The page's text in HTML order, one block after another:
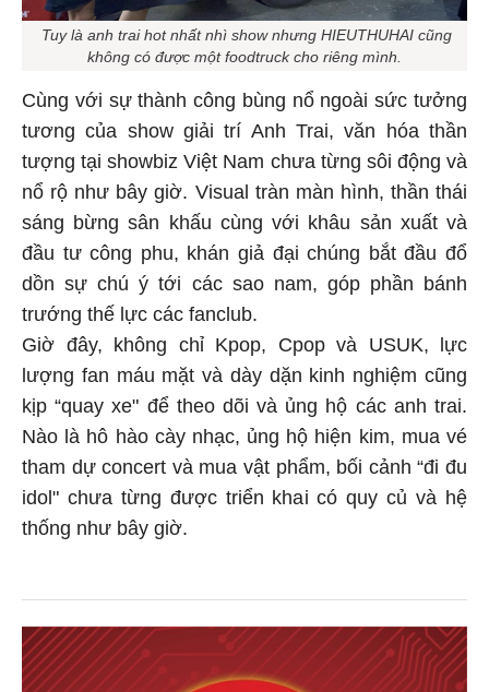
Tuy là anh trai hot nhất nhì show nhưng HIEUTHUHAI cũng
không có được một foodtruck cho riêng mình.
Cùng với sự thành công bùng nổ ngoài sức tưởng
tương của show giải trí Anh Trai, văn hóa thần
tượng tại showbiz Việt Nam chưa từng sôi động và
nổ rộ như bây giờ. Visual tràn màn hình, thần thái
sáng bừng sân khấu cùng với khâu sản xuất và
đầu tư công phu, khán giả đại chúng bắt đầu đổ
dồn sự chú ý tới các sao nam, góp phần bánh
trướng thế lực các fanclub.
Giờ đây, không chỉ Kpop, Cpop và USUK, lực
lượng fan máu mặt và dày dặn kinh nghiệm cũng
kịp “quay xe" để theo dõi và ủng hộ các anh trai.
Nào là hô hào cày nhạc, ủng hộ hiện kim, mua vé
tham dự concert và mua vật phẩm, bối cảnh “đi đu
idol" chưa từng được triển khai có quy củ và hệ
thống như bây giờ.